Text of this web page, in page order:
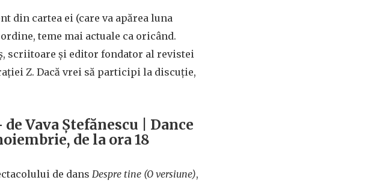
din cartea ei (care va apărea luna
teme mai actuale ca oricând.
scriitoare și editor fondator al revistei
Z. Dacă vrei să participi la discuție,
de Vava Ștefănescu | Dance
de la ora 18
de dans Despre tine (O versiune),